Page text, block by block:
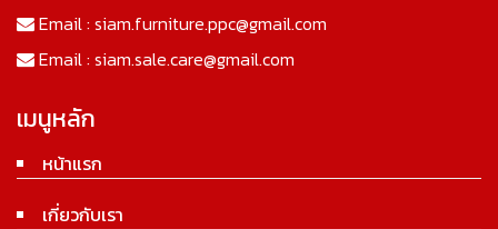
Email : siam.furniture.ppc@gmail.com
Email : siam.sale.care@gmail.com
เมนูหลัก
หน้าแรก
เกี่ยวกับเรา